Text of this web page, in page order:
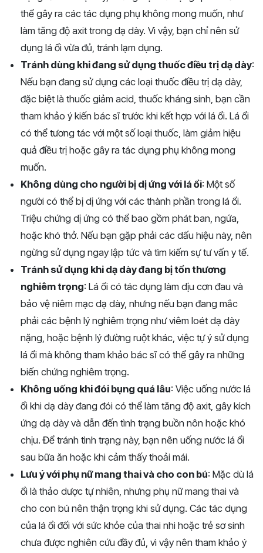
thể gây ra các tác dụng phụ không mong muốn, như
làm tăng độ axit trong dạ dày. Vì vậy, bạn chỉ nên sử
dụng lá ổi vừa đủ, tránh lạm dụng.
Tránh dùng khi đang sử dụng thuốc điều trị dạ dày:
Nếu bạn đang sử dụng các loại thuốc điều trị dạ dày,
đặc biệt là thuốc giảm acid, thuốc kháng sinh, bạn cần
tham khảo ý kiến bác sĩ trước khi kết hợp với lá ổi. Lá ổi
có thể tương tác với một số loại thuốc, làm giảm hiệu
quả điều trị hoặc gây ra tác dụng phụ không mong
muốn.
Không dùng cho người bị dị ứng với lá ổi: Một số
người có thể bị dị ứng với các thành phần trong lá ổi.
Triệu chứng dị ứng có thể bao gồm phát ban, ngứa,
hoặc khó thở. Nếu bạn gặp phải các dấu hiệu này, nên
ngừng sử dụng ngay lập tức và tìm kiếm sự tư vấn y tế.
Tránh sử dụng khi dạ dày đang bị tổn thương
nghiêm trọng: Lá ổi có tác dụng làm dịu cơn đau và
bảo vệ niêm mạc dạ dày, nhưng nếu bạn đang mắc
phải các bệnh lý nghiêm trọng như viêm loét dạ dày
nặng, hoặc bệnh lý đường ruột khác, việc tự ý sử dụng
lá ổi mà không tham khảo bác sĩ có thể gây ra những
biến chứng nghiêm trọng.
Không uống khi đói bụng quá lâu: Việc uống nước lá
ổi khi dạ dày đang đói có thể làm tăng độ axit, gây kích
ứng dạ dày và dẫn đến tình trạng buồn nôn hoặc khó
chịu. Để tránh tình trạng này, bạn nên uống nước lá ổi
sau bữa ăn hoặc khi cảm thấy thoải mái.
Lưu ý với phụ nữ mang thai và cho con bú: Mặc dù lá
ổi là thảo dược tự nhiên, nhưng phụ nữ mang thai và
cho con bú nên thận trọng khi sử dụng. Các tác dụng
của lá ổi đối với sức khỏe của thai nhi hoặc trẻ sơ sinh
chưa được nghiên cứu đầy đủ, vì vậy nên tham khảo ý